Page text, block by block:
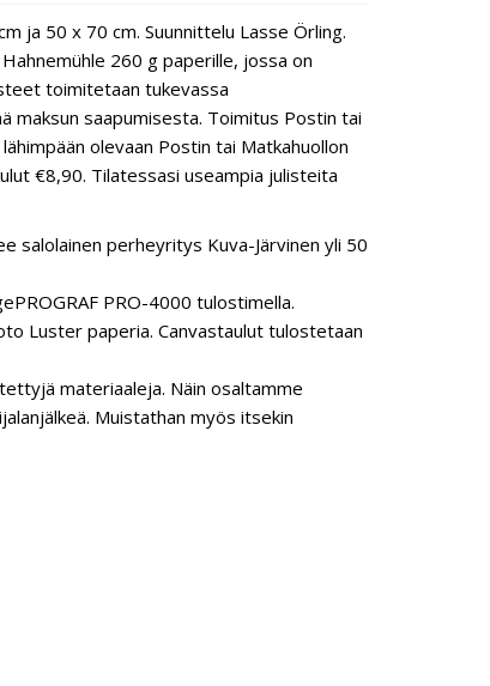
ja 50 x 70 cm. Suunnittelu Lasse Örling.
260 g paperille, jossa on
toimitetaan tukevassa
maksun saapumisesta. Toimitus Postin tai
olevaan Postin tai Matkahuollon
€8,90. Tilatessasi useampia julisteita
salolainen perheyritys Kuva-Järvinen yli 50
PRO-4000 tulostimella.
Luster paperia. Canvastaulut tulostetaan
materiaaleja. Näin osaltamme
Muistathan myös itsekin